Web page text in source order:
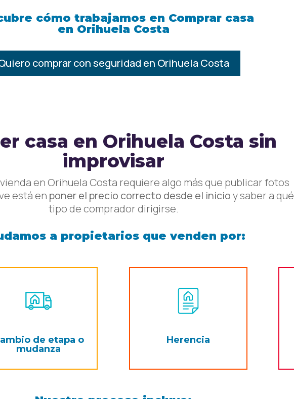
cómo trabajamos en Comprar casa
en Orihuela Costa
comprar con seguridad en Orihuela Costa
casa en Orihuela Costa sin
improvisar
en Orihuela Costa requiere algo más que publicar fotos
está en poner el precio correcto desde el inicioy saber a qué
tipo de comprador dirigirse.
a propietarios que venden por:
de etapa o
mudanza
Herencia